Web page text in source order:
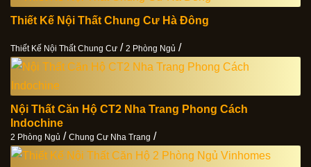
Thiết Kế Nội Thất Chung Cư Hà Đông
Thiết Kế Nội Thất Chung Cư / 2 Phòng Ngủ /
Nội Thất Căn Hộ CT2 Nha Trang Phong Cách
Indochine
2 Phòng Ngủ / Chung Cư Nha Trang /